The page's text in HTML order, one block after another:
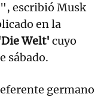
escribió Musk
en la
Welt' cuyo
sábado.
germano